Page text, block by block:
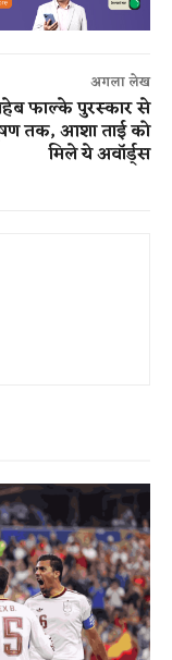
अगला लेख
फाल्के पुरस्कार से
तक, आशा ताई को
मिले ये अवॉर्ड्स